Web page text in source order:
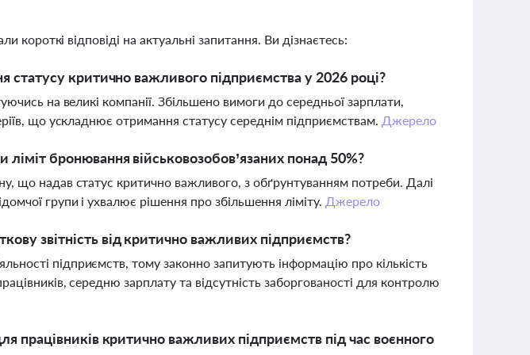
короткі відповіді на актуальні запитання. Ви дізнаєтесь:
статусу критично важливого підприємства у 2026 році?
на великі компанії. Збільшено вимоги до середньої зарплати,
що ускладнює отримання статусу середнім підприємствам. Джерело
бронювання військовозобов’язаних понад 50%?
що надав статус критично важливого, з обґрунтуванням потреби. Далі
групи і ухвалює рішення про збільшення ліміту. Джерело
звітність від критично важливих підприємств?
підприємств, тому законно запитують інформацію про кількість
середню зарплату та відсутність заборгованості для контролю
працівників критично важливих підприємств під час воєнного